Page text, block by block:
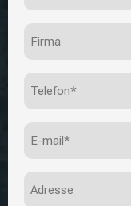
(Påkrævet)
mail